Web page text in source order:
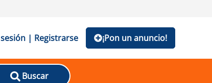
| Registrarse ¡Pon un anuncio!
Buscar